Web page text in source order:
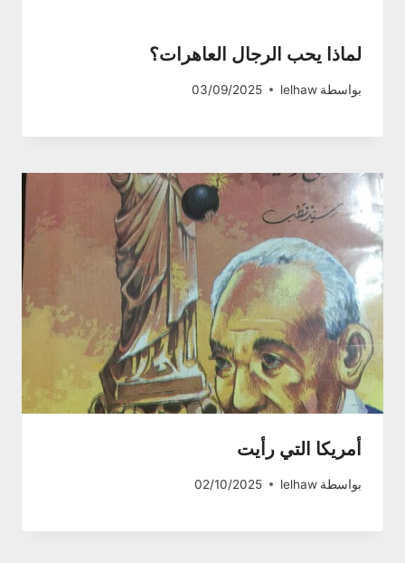
لماذا يحب الرجال العاهرات؟
بواسطة lelhaw
03/09/2025
أمريكا التي رأيت
بواسطة lelhaw
02/10/2025